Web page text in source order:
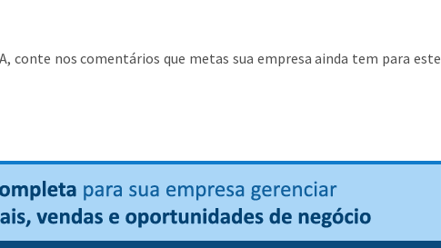
conte nos comentários que metas sua empresa ainda tem para este